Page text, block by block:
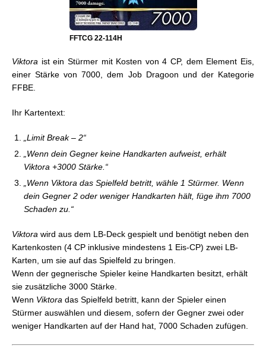
FFTCG 22-114H
Viktora ist ein Stürmer mit Kosten von 4 CP, dem Element Eis,
einer Stärke von 7000, dem Job Dragoon und der Kategorie
FFBE.
Ihr Kartentext:
„Limit Break – 2“
„Wenn dein Gegner keine Handkarten aufweist, erhält
Viktora +3000 Stärke.“
„Wenn Viktora das Spielfeld betritt, wähle 1 Stürmer. Wenn
dein Gegner 2 oder weniger Handkarten hält, füge ihm 7000
Schaden zu.“
Viktora wird aus dem LB-Deck gespielt und benötigt neben den
Kartenkosten (4 CP inklusive mindestens 1 Eis-CP) zwei LB-
Karten, um sie auf das Spielfeld zu bringen.
Wenn der gegnerische Spieler keine Handkarten besitzt, erhält
sie zusätzliche 3000 Stärke.
Wenn Viktora das Spielfeld betritt, kann der Spieler einen
Stürmer auswählen und diesem, sofern der Gegner zwei oder
weniger Handkarten auf der Hand hat, 7000 Schaden zufügen.